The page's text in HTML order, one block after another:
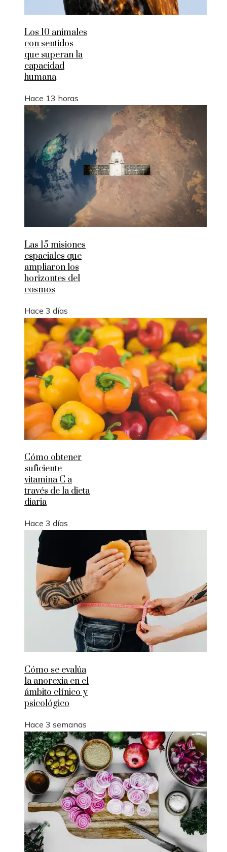
Los 10 animales
con sentidos
que superan la
capacidad
humana
Hace 13 horas
Las 15 misiones
espaciales que
ampliaron los
horizontes del
cosmos
Hace 3 días
Cómo obtener
suficiente
vitamina C a
través de la dieta
diaria
Hace 3 días
Cómo se evalúa
la anorexia en el
ámbito clínico y
psicológico
Hace 3 semanas